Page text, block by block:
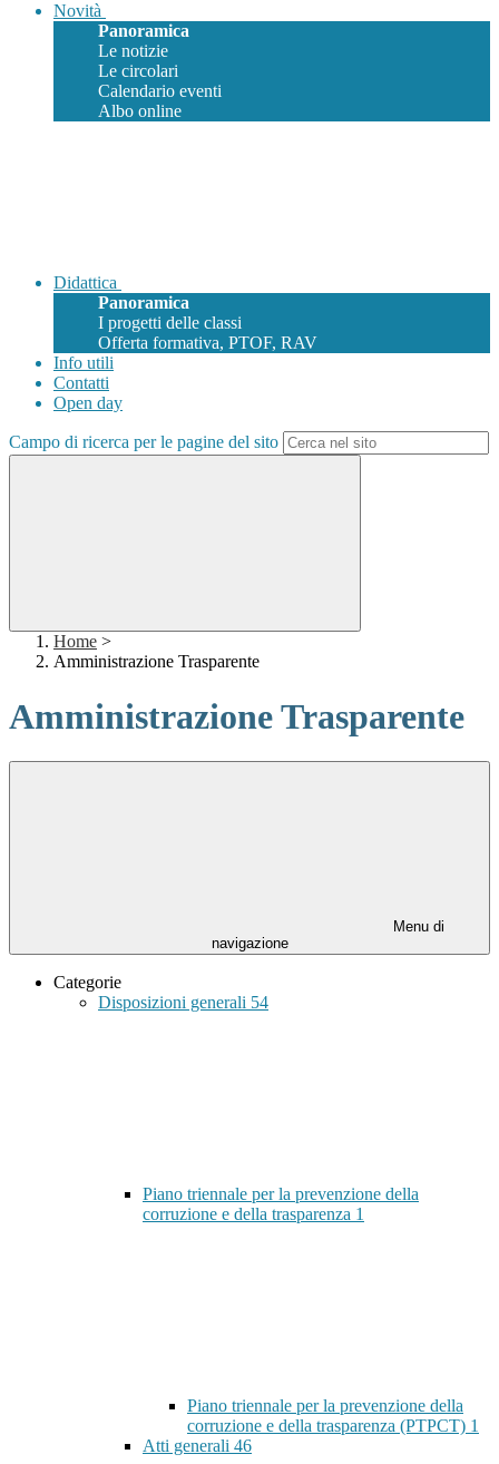
Novità
Panoramica
Le notizie
Le circolari
Calendario eventi
Albo online
Didattica
Panoramica
I progetti delle classi
Offerta formativa, PTOF, RAV
Info utili
Contatti
Open day
Campo di ricerca per le pagine del sito
Home >
Amministrazione Trasparente
Amministrazione Trasparente
Menu di
navigazione
Categorie
Disposizioni generali 54
Piano triennale per la prevenzione della
corruzione e della trasparenza 1
Piano triennale per la prevenzione della
corruzione e della trasparenza (PTPCT) 1
Atti generali 46